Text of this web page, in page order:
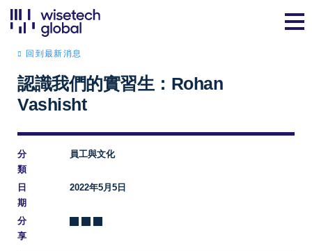
回到最新消息
認識我們的實習生：Rohan
Vashisht
分
類
員工與文化
日
期
2022年5月5日
分
享